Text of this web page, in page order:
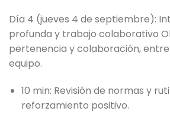
Día 4 (jueves 4 de septiembre):
profunda y trabajo colaborativo
pertenencia y colaboración,
equipo.
10 min: Revisión de normas y
reforzamiento positivo.